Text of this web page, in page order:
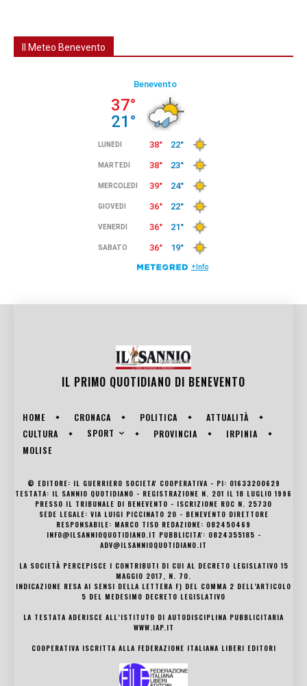
Il Meteo Benevento
IL PRIMO QUOTIDIANO DI BENEVENTO
HOME CRONACA POLITICA
ATTUALITÀ
CULTURA
SPORT PROVINCIA
IRPINIA
MOLISE
© EDITORE: IL GUERRIERO SOCIETA' COOPERATIVA - PI: 01633200629
TESTATA: IL SANNIO QUOTIDIANO - REGISTRAZIONE N. 201 IL 18 LUGLIO 1996
PRESSO IL TRIBUNALE DI BENEVENTO - ISCRIZIONE ROC N. 25730
SEDE LEGALE: VIA LUIGI PICCINATO 20 - BENEVENTO DIRETTORE
RESPONSABILE: MARCO TISO REDAZIONE: 082450469
INFO@ILSANNIOQUOTIDIANO.IT PUBBLICITA': 0824355185 -
ADV@ILSANNIOQUOTIDIANO.IT
LA SOCIETÀ PERCEPISCE I CONTRIBUTI DI CUI AL DECRETO LEGISLATIVO 15
MAGGIO 2017, N. 70.
INDICAZIONE RESA AI SENSI DELLA LETTERA F) DEL COMMA 2 DELL’ARTICOLO
5 DEL MEDESIMO DECRETO LEGISLATIVO
LA TESTATA ADERISCE ALL’ISTITUTO DI AUTODISCIPLINA PUBBLICITARIA
WWW.IAP.IT
COOPERATIVA ISCRITTA ALLA FEDERAZIONE ITALIANA LIBERI EDITORI